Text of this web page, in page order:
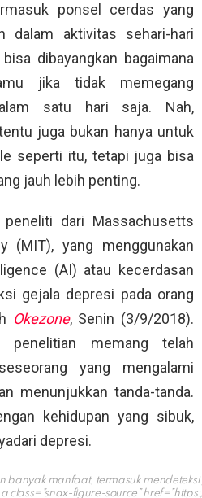
ponsel cerdas yang
dalam aktivitas sehari-hari
dibayangkan bagaimana
jika tidak memegang
satu hari saja. Nah,
juga bukan hanya untuk
seperti itu, tetapi juga bisa
jauh lebih penting.
dari Massachusetts
(MIT), yang menggunakan
(AI) atau kecerdasan
gejala depresi pada orang
Okezone, Senin (3/9/2018).
penelitian memang telah
yang mengalami
menunjukkan tanda-tanda.
kehidupan yang sibuk,
depresi.
banyak manfaat, termasuk
class=”snax-figure-source”